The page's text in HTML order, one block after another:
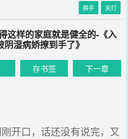
换手 关灯
这样的家庭就是健全的-《入
湿病娇撩到手了》
存书签 下一章
开口，话还没有说完，又